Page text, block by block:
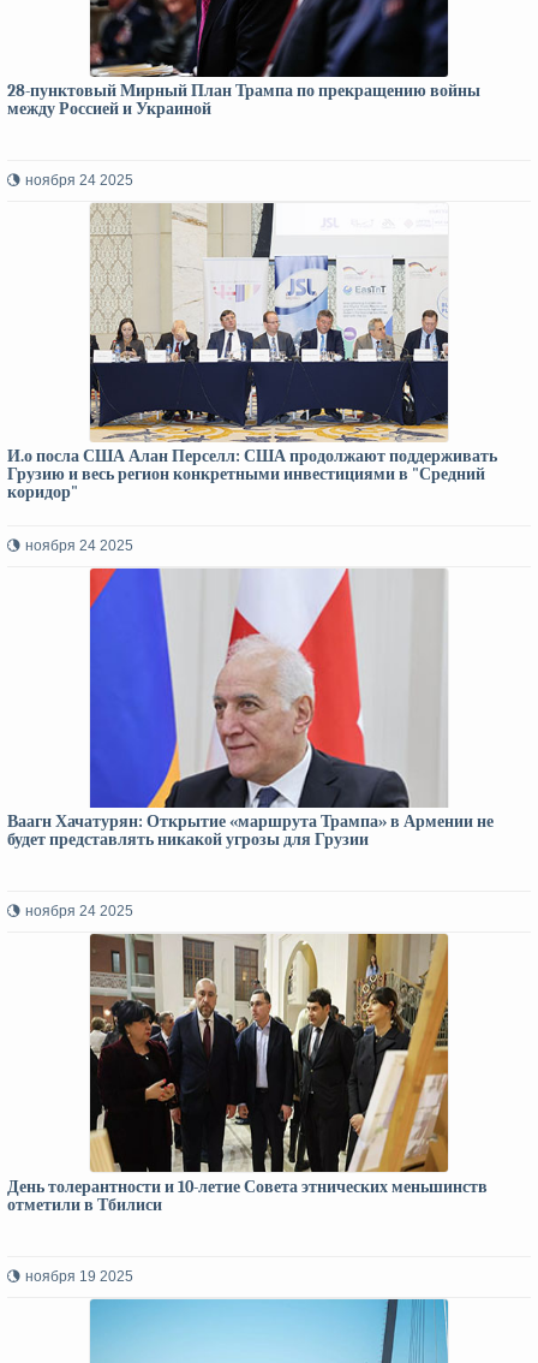
28-пунктовый Мирный План Трампа по прекращению войны
между Россией и Украиной
ноября 24 2025
И.о посла США Алан Перселл: США продолжают поддерживать
Грузию и весь регион конкретными инвестициями в "Средний
коридор"
ноября 24 2025
Ваагн Хачатурян: Открытие «маршрута Трампа» в Армении не
будет представлять никакой угрозы для Грузии
ноября 24 2025
День толерантности и 10-летие Совета этнических меньшинств
отметили в Тбилиси
ноября 19 2025